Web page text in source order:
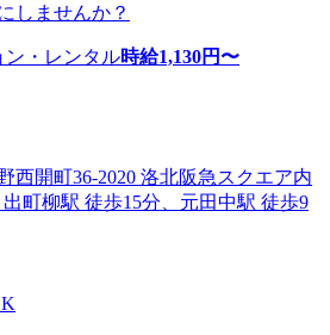
しませんか？
ン・レンタル時給1,130円〜
西開町36-2020 洛北阪急スクエア内
町柳駅 徒歩15分、元田中駅 徒歩9